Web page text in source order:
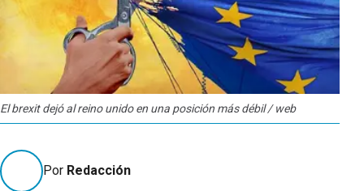
El brexit dejó al reino unido en una posición más débil / web
Por Redacción